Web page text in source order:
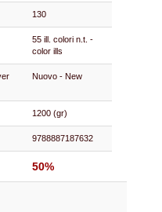
130
55 ill. colori n.t. -
color ills
Nuovo - New
1200 (gr)
9788887187632
50%